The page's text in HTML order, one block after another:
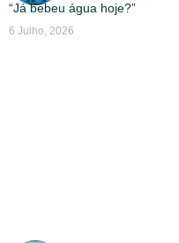
“Já bebeu água hoje?”
6 Julho, 2026